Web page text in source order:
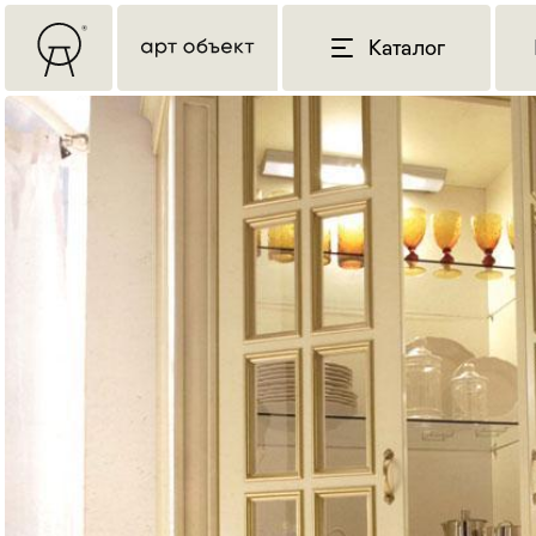
Каталог